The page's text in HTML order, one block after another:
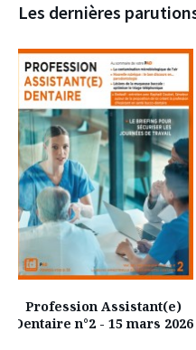
Les dernières
Profession Assistant(e)
Dentaire n°2 - 15 mars 2026